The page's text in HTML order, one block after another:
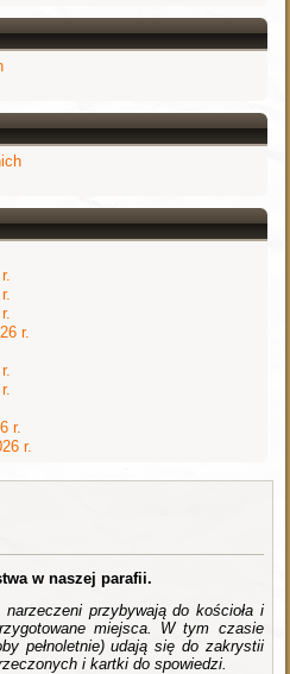
r.
r.
r.
w naszej parafii.
przybywają do kościoła i
miejsca. W tym czasie
pełnoletnie) udają się do zakrystii
i kartki do spowiedzi.